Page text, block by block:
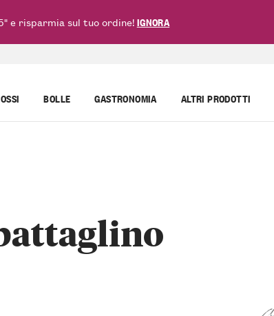
BOLLE GASTRONOMIA ALTRI PRODOTTI
e risparmia sul tuo ordine!IGNORA